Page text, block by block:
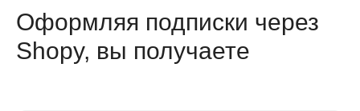
Оформляя подписки через
Shopy, вы получаете